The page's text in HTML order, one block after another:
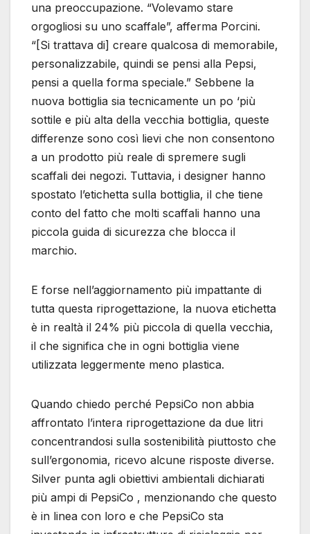
una preoccupazione. “Volevamo stare
orgogliosi su uno scaffale”, afferma Porcini.
“[Si trattava di] creare qualcosa di memorabile,
personalizzabile, quindi se pensi alla Pepsi,
pensi a quella forma speciale.” Sebbene la
nuova bottiglia sia tecnicamente un po ‘più
sottile e più alta della vecchia bottiglia, queste
differenze sono così lievi che non consentono
a un prodotto più reale di spremere sugli
scaffali dei negozi. Tuttavia, i designer hanno
spostato l’etichetta sulla bottiglia, il che tiene
conto del fatto che molti scaffali hanno una
piccola guida di sicurezza che blocca il
marchio.
E forse nell’aggiornamento più impattante di
tutta questa riprogettazione, la nuova etichetta
è in realtà il 24% più piccola di quella vecchia,
il che significa che in ogni bottiglia viene
utilizzata leggermente meno plastica.
Quando chiedo perché PepsiCo non abbia
affrontato l’intera riprogettazione da due litri
concentrandosi sulla sostenibilità piuttosto che
sull’ergonomia, ricevo alcune risposte diverse.
Silver punta agli obiettivi ambientali dichiarati
più ampi di PepsiCo , menzionando che questo
è in linea con loro e che PepsiCo sta